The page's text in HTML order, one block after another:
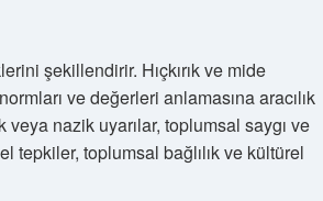
şekillendirir. Hıçkırık ve mide
ve değerleri anlamasına aracılık
veya nazik uyarılar, toplumsal saygı ve
tepkiler, toplumsal bağlılık ve kültürel